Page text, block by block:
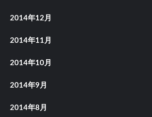
2014年12月
2014年11月
2014年10月
2014年9月
2014年8月